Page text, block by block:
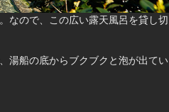
なので、この広い露天風呂を貸し切
湯船の底からブクブクと泡が出てい